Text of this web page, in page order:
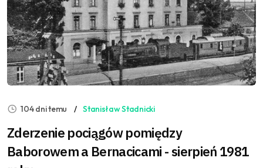
104 dni temu Stanisław Stadnicki
Zderzenie pociągów pomiędzy
Baborowem a Bernacicami - sierpień 1981